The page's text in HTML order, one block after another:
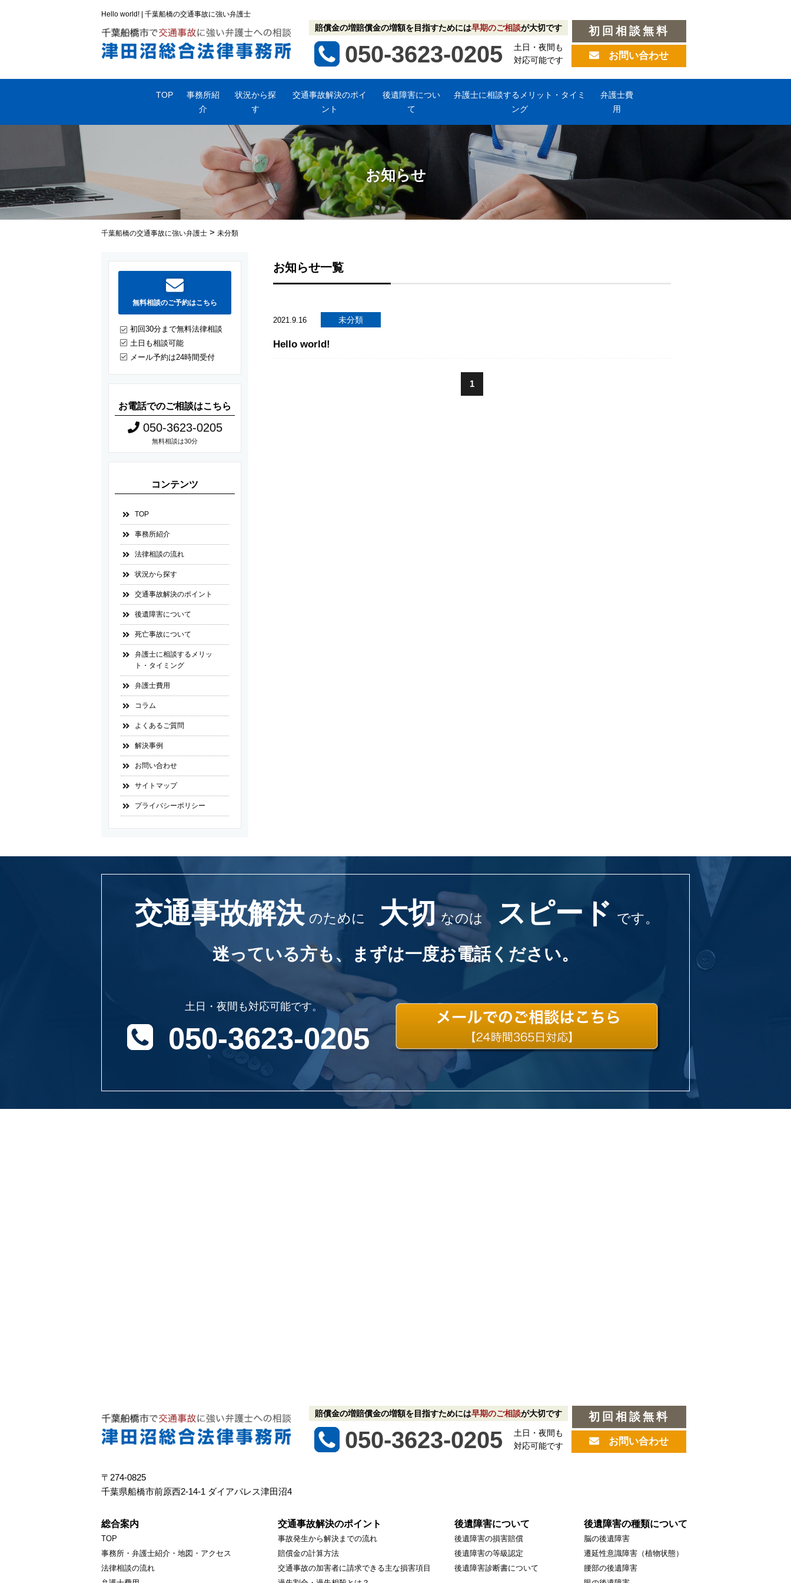
Hello world! | 千葉船橋の交通事故に強い弁護士
賠償金の増賠償金の増額を目指すためには早期のご相談が大切です
050-3623-0205
土日・夜間も
対応可能です
初回相談無料
お問い合わせ
TOP
事務所紹
介
状況から探
す
交通事故解決のポイ
ント
後遺障害につい
て
弁護士に相談するメリット・タイミ
ング
弁護士費
用
お知らせ
千葉船橋の交通事故に強い弁護士 > 未分類
お知らせ一覧
2021.9.16 未分類
Hello world!
1
無料相談のご予約はこちら
初回30分まで無料法律相談
土日も相談可能
メール予約は24時間受付
お電話でのご相談はこちら
050-3623-0205
無料相談は30分
コンテンツ
TOP
事務所紹介
法律相談の流れ
状況から探す
交通事故解決のポイント
後遺障害について
死亡事故について
弁護士に相談するメリッ
ト・タイミング
弁護士費用
コラム
よくあるご質問
解決事例
お問い合わせ
サイトマップ
プライバシーポリシー
交通事故解決 のために 大切 なのは スピード です。
迷っている方も、 まずは一度お電話ください。
土日・夜間も対応可能です。
050-3623-0205
賠償金の増賠償金の増額を目指すためには早期のご相談が大切です
050-3623-0205
土日・夜間も
対応可能です
初回相談無料
お問い合わせ
〒274-0825
千葉県船橋市前原西2-14-1 ダイアパレス津田沼4
総合案内
TOP
事務所・弁護士紹介・地図・アクセス
法律相談の流れ
交通事故解決のポイント
事故発生から解決までの流れ
賠償金の計算方法
交通事故の加害者に請求できる主な損害項目
後遺障害について
後遺障害の損害賠償
後遺障害の等級認定
後遺障害診断書について
後遺障害の種類について
脳の後遺障害
遷延性意識障害（植物状態）
腰部の後遺障害